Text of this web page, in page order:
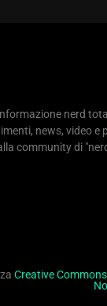
nerd
news, video e
community di
Creative